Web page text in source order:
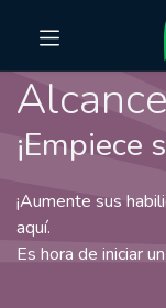
¡Empiece
¡Aumente sus
aquí.
Es hora de iniciar